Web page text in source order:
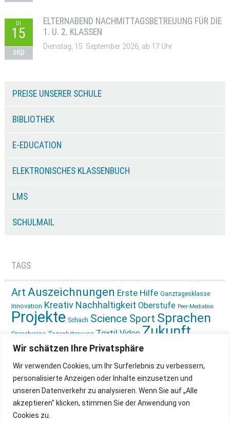
Wir schätzen Ihre Privatsphäre
Wir verwenden Cookies, um Ihr Surferlebnis zu verbessern,
personalisierte Anzeigen oder Inhalte einzusetzen und
unseren Datenverkehr zu analysieren. Wenn Sie auf „Alle
akzeptieren" klicken, stimmen Sie der Anwendung von
Cookies zu.
DI
15
sep
ELTERNABEND NACHMITTAGSBETREUUNG FÜR DIE
1. U. 2. KLASSEN
Dienstag, 15. September 2026, ab 17 Uhr
PREISE UNSERER SCHULE
BIBLIOTHEK
E-EDUCATION
ELEKTRONISCHES KLASSENBUCH
LMS
SCHULMAIL
TAGS
Art Auszeichnungen Erste Hilfe Ganztagesklasse
Innovation Kreativ Nachhaltigkeit Oberstufe Peer-Mediation
Projekte Schach Science Sport Sprachen
Sprachreise Tagesbetreuung Textil Video Zukunft
gestalten Ökologie
IMPRESSUM